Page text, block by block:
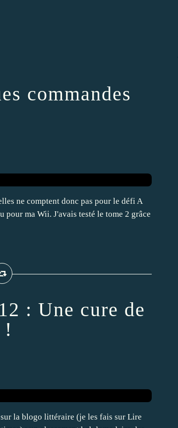
commandes
ne comptent donc pas pour le défi A
ma Wii. J'avais testé le tome 2 grâce
: Une cure de
!
la blogo littéraire (je les fais sur Lire